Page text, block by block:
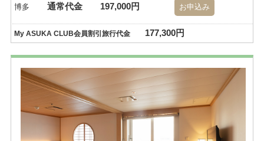
博多 通常代金 197,000円 お申込み
My ASUKA CLUB会員割引旅行代金 177,300円